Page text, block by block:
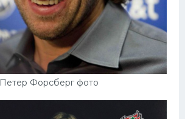
Петер Форсберг фото